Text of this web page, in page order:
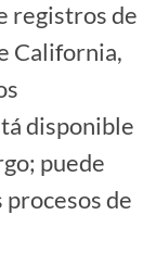
registros de
California,
disponible
puede
de